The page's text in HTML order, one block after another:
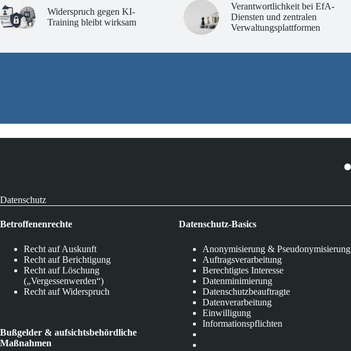
Widerspruch gegen KI-
Training bleibt wirksam
Verantwortlichkeit bei EfA-
Diensten und zentralen
Verwaltungsplattformen
Datenschutz
Betroffenenrechte
Recht auf Auskunft
Recht auf Berichtigung
Recht auf Löschung
(„Vergessenwerden“)
Recht auf Widerspruch
Bußgelder & aufsichtsbehördliche
Maßnahmen
Datenschutz-Basics
Anonymisierung & Pseudonymisierung
Auftragsverarbeitung
Berechtigtes Interesse
Datenminimierung
Datenschutzbeauftragte
Datenverarbeitung
Einwilligung
Informationspflichten